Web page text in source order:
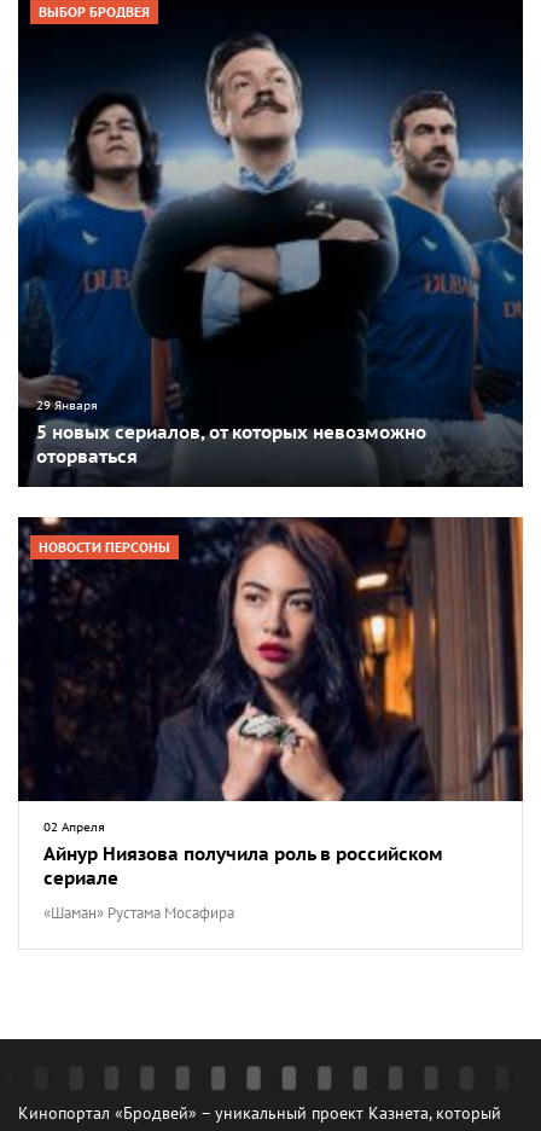
ВЫБОР БРОДВЕЯ
29 Января
5 новых сериалов, от которых невозможно
оторваться
НОВОСТИ ПЕРСОНЫ
02 Апреля
Айнур Ниязова получила роль в российском
сериале
«Шаман» Рустама Мосафира
Кинопортал «Бродвей» – уникальный проект Казнета, который